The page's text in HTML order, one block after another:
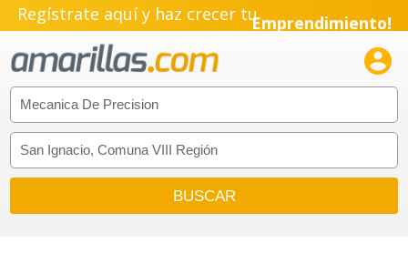
Regístrate aquí y haz crecer tuEmprendimiento!
